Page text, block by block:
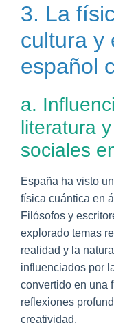
3. La
cultura y
español
a.
literatura
sociales
España ha visto
física cuántica en
Filósofos y
explorado temas
realidad y la
influenciados por
convertido en una
reflexiones
creatividad.